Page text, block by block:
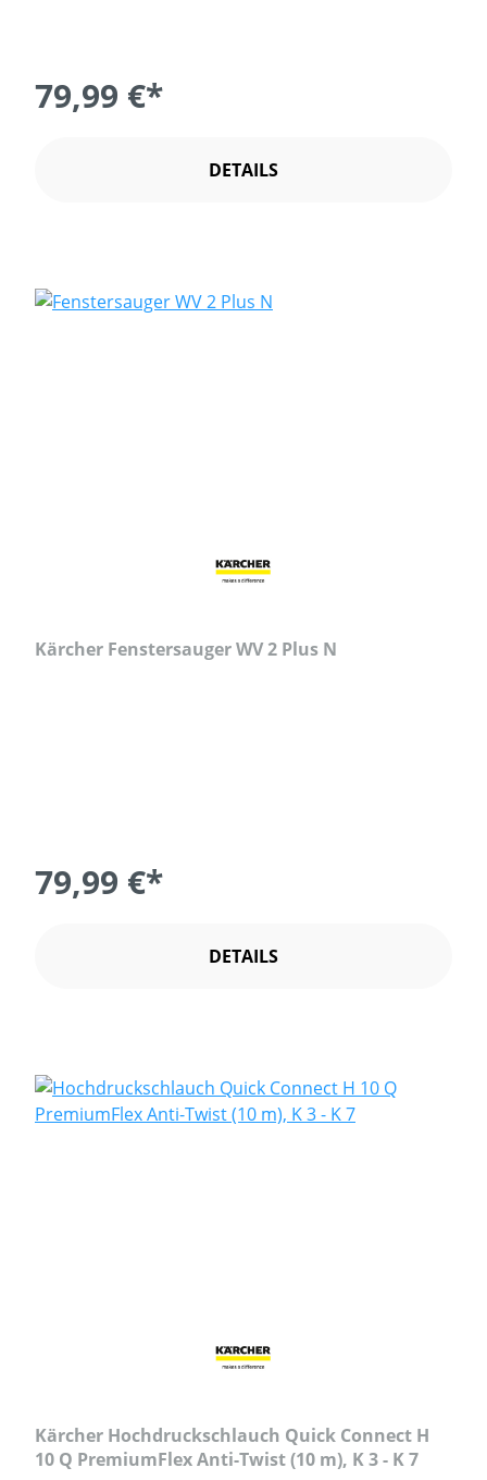
79,99 €*
DETAILS
Kärcher Fenstersauger WV 2 Plus N
79,99 €*
DETAILS
Kärcher Hochdruckschlauch Quick Connect H
10 Q PremiumFlex Anti-Twist (10 m), K 3 - K 7